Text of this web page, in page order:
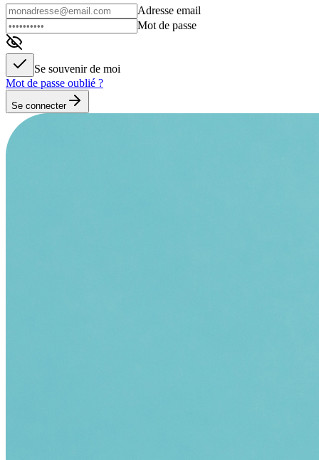
Adresse email
Mot de passe
Se souvenir de moi
Mot de passe oublié ?
Se connecter